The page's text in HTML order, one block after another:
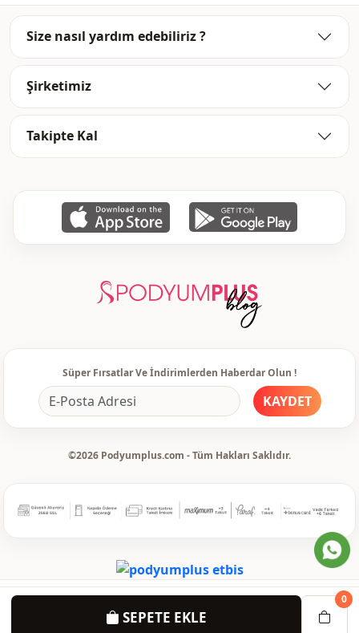
SEPETE EKLE
0
Kalip Oversize
Size nasıl yardım edebiliriz ?
Şirketimiz
Takipte Kal
Süper Fırsatlar Ve İndirimlerden Haberdar Olun !
KAYDET
©2026 Podyumplus.com - Tüm Hakları Saklıdır.